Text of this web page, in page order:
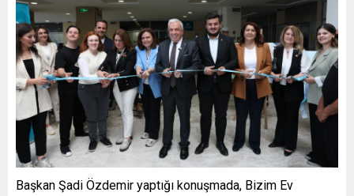
Başkan Şadi Özdemir yaptığı konuşmada, Bizim Ev